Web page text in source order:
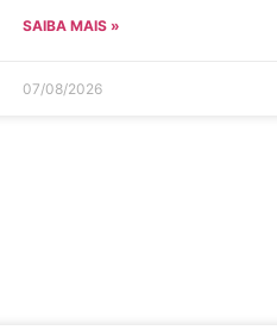
SAIBA MAIS »
07/08/2026